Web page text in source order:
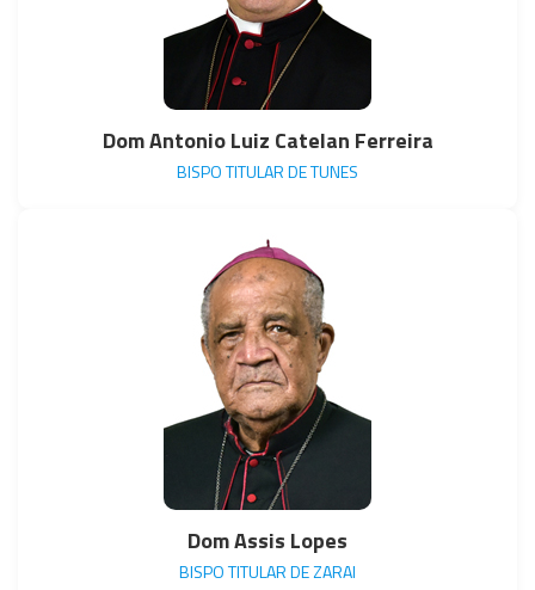
Dom Antonio Luiz Catelan Ferreira
BISPO TITULAR DE TUNES
Dom Assis Lopes
BISPO TITULAR DE ZARAI